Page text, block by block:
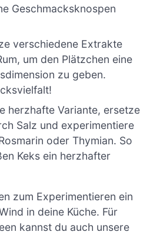
Geschmacksknospen
verschiedene Extrakte
um den Plätzchen eine
zu geben.
herzhafte Variante, ersetze
Salz und experimentiere
oder Thymian. So
Keks ein herzhafter
zum Experimentieren ein
in deine Küche. Für
kannst du auch unsere